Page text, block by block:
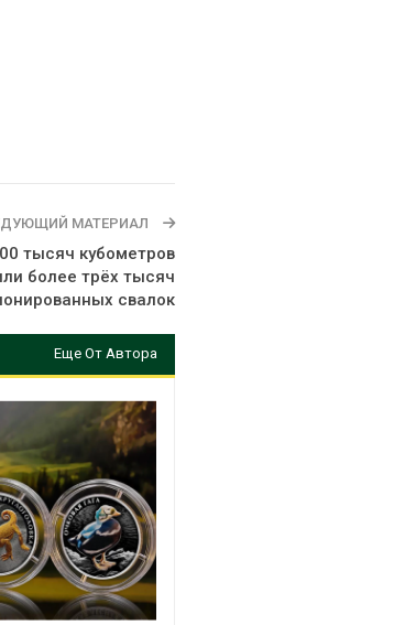
МАТЕРИАЛ
тысяч кубометров
более трёх тысяч
свалок
Еще От Автора